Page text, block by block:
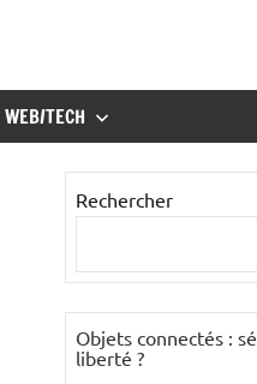
WEB/TECH
Rechercher
Objets connectés :
liberté ?